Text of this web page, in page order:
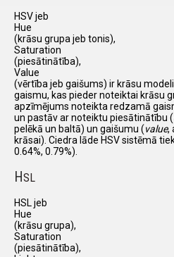
HSV jeb
Hue
(krāsu grupa jeb tonis),
Saturation
(piesātinātība),
Value
(vērtība jeb gaišums) ir krāsu
gaismu, kas pieder noteiktai krāsu
apzīmējums noteikta redzamā
un pastāv ar noteiktu piesātinātību (
pelēkā un baltā) un gaišumu (value,
krāsai). Ciedra lāde HSV sistēmā
0.64%, 0.79%).
HSL
HSL jeb
Hue
(krāsu grupa),
Saturation
(piesātinātība),